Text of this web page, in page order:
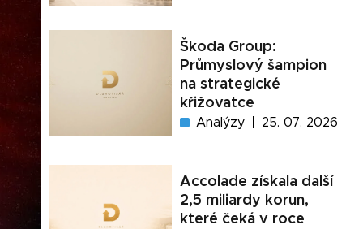
Škoda Group:
Průmyslový šampion
na strategické
křižovatce
Analýzy 25. 07. 2026
Accolade získala další
2,5 miliardy korun,
které čeká v roce